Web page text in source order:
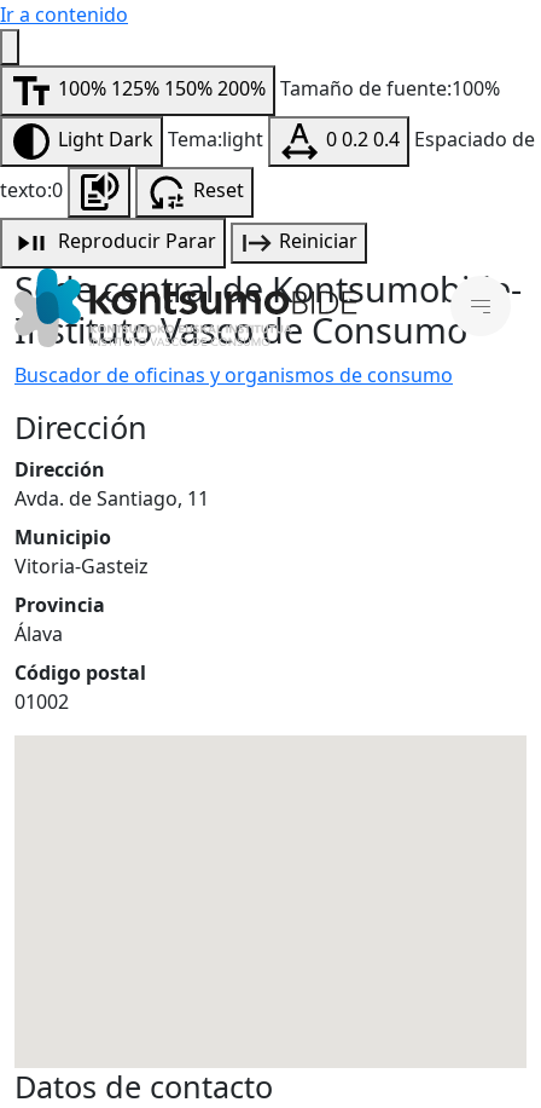
Ir a contenido
100% 125% 150%200% Tamaño de fuente:100%
Light Dark Tema:light 00.20.4 Espaciado de
texto:0
Reset
Reproducir Parar Reiniciar
Sede central de Kontsumobide-
Instituto Vasco de Consumo
Buscador de oficinas y organismos de consumo
Dirección
Dirección
Avda. de Santiago, 11
Municipio
Vitoria-Gasteiz
Provincia
Álava
Código postal
01002
Datos de contacto